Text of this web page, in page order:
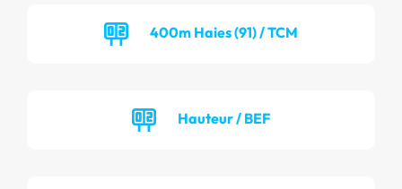
400m Haies (91) / TCM
Hauteur / BEF